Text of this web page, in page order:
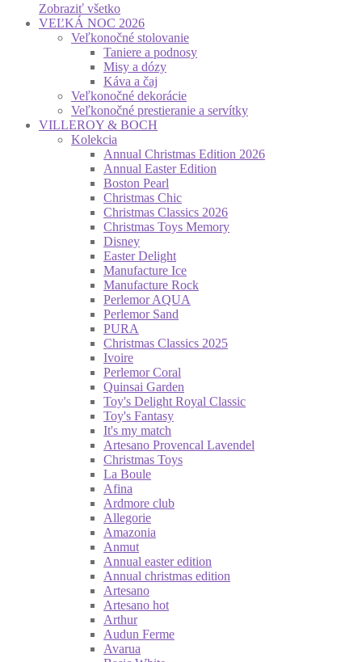
Zobraziť všetko
VEĽKÁ NOC 2026
Veľkonočné stolovanie
Taniere a podnosy
Misy a dózy
Káva a čaj
Veľkonočné dekorácie
Veľkonočné prestieranie a servítky
VILLEROY & BOCH
Kolekcia
Annual Christmas Edition 2026
Annual Easter Edition
Boston Pearl
Christmas Chic
Christmas Classics 2026
Christmas Toys Memory
Disney
Easter Delight
Manufacture Ice
Manufacture Rock
Perlemor AQUA
Perlemor Sand
PURA
Christmas Classics 2025
Ivoire
Perlemor Coral
Quinsai Garden
Toy's Delight Royal Classic
Toy's Fantasy
It's my match
Artesano Provencal Lavendel
Christmas Toys
La Boule
Afina
Ardmore club
Allegorie
Amazonia
Anmut
Annual easter edition
Annual christmas edition
Artesano
Artesano hot
Arthur
Audun Ferme
Avarua